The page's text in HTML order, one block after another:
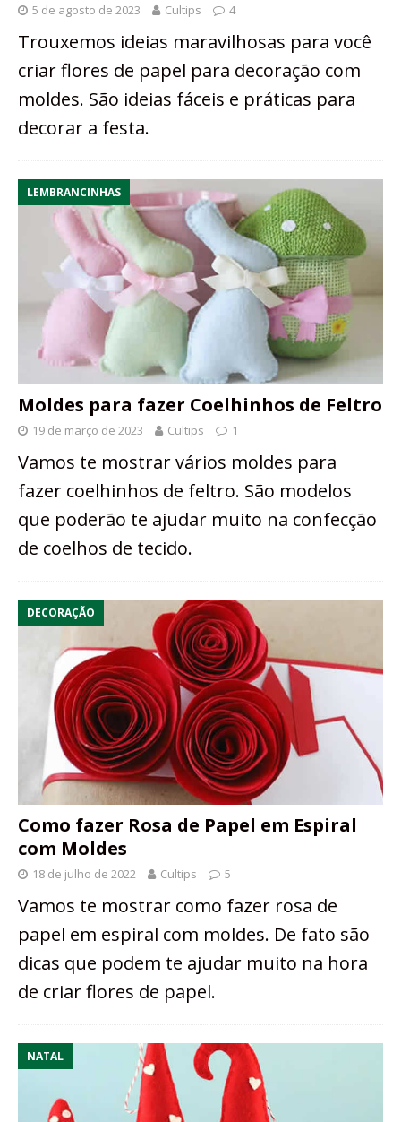
5 de agosto de 2023 Cultips 4
Trouxemos ideias maravilhosas para você
criar flores de papel para decoração com
moldes. São ideias fáceis e práticas para
decorar a festa.
LEMBRANCINHAS
Moldes para fazer Coelhinhos de Feltro
19 de março de 2023 Cultips 1
Vamos te mostrar vários moldes para
fazer coelhinhos de feltro. São modelos
que poderão te ajudar muito na confecção
de coelhos de tecido.
DECORAÇÃO
Como fazer Rosa de Papel em Espiral
com Moldes
18 de julho de 2022 Cultips 5
Vamos te mostrar como fazer rosa de
papel em espiral com moldes. De fato são
dicas que podem te ajudar muito na hora
de criar flores de papel.
NATAL